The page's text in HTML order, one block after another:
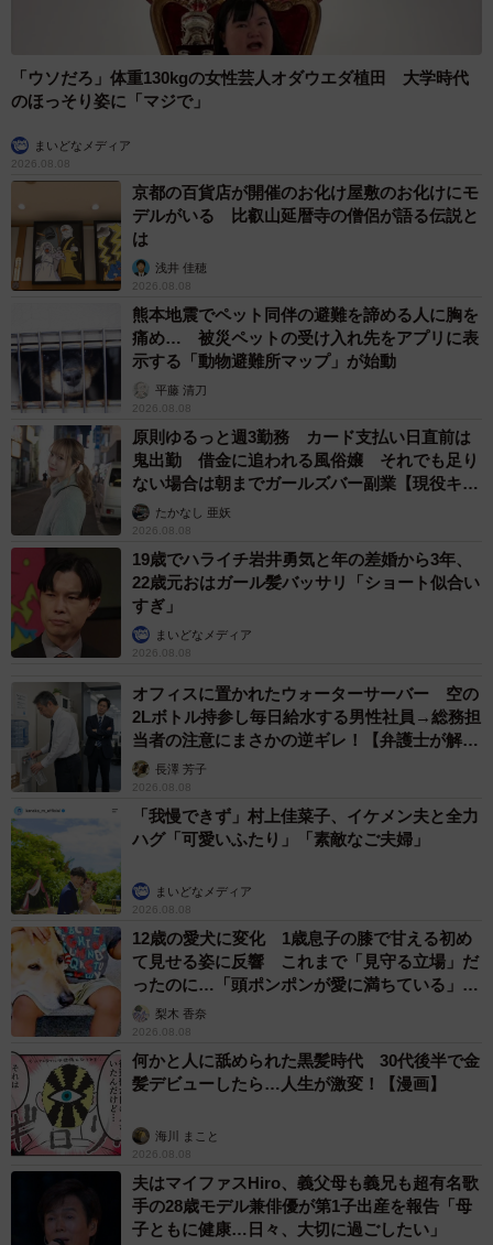
「ウソだろ」体重130kgの女性芸人オダウエダ植田 大学時代
のほっそり姿に「マジで」
まいどなメディア
2026.08.08
京都の百貨店が開催のお化け屋敷のお化けにモ
デルがいる 比叡山延暦寺の僧侶が語る伝説と
は
浅井 佳穂
2026.08.08
熊本地震でペット同伴の避難を諦める人に胸を
痛め… 被災ペットの受け入れ先をアプリに表
示する「動物避難所マップ」が始動
平藤 清刀
2026.08.08
原則ゆるっと週3勤務 カード支払い日直前は
鬼出勤 借金に追われる風俗嬢 それでも足り
ない場合は朝までガールズバー副業【現役キャ
ストに取材】
たかなし 亜妖
2026.08.08
19歳でハライチ岩井勇気と年の差婚から3年、
22歳元おはガール髪バッサリ「ショート似合い
すぎ」
まいどなメディア
2026.08.08
オフィスに置かれたウォーターサーバー 空の
2Lボトル持参し毎日給水する男性社員→総務担
当者の注意にまさかの逆ギレ！【弁護士が解
説】長澤 芳子
2026.08.08
「我慢できず」村上佳菜子、イケメン夫と全力
ハグ「可愛いふたり」「素敵なご夫婦」
まいどなメディア
2026.08.08
12歳の愛犬に変化 1歳息子の膝で甘える初め
て見せる姿に反響 これまで「見守る立場」だ
ったのに…「頭ポンポンが愛に満ちている」
「尊…」
梨木 香奈
2026.08.08
何かと人に舐められた黒髪時代 30代後半で金
髪デビューしたら…人生が激変！【漫画】
海川 まこと
2026.08.08
夫はマイファスHiro、義父母も義兄も超有名歌
手の28歳モデル兼俳優が第1子出産を報告「母
子ともに健康…日々、大切に過ごしたい」